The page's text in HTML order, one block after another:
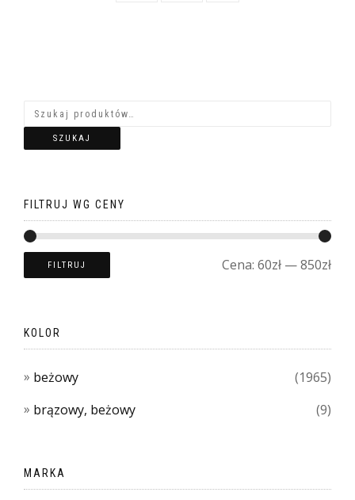
SZUKAJ
FILTRUJ WG CENY
FILTRUJ Cena: 60zł —850zł
KOLOR
beżowy
(1965)
brązowy, beżowy
(9)
MARKA